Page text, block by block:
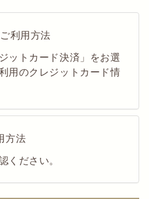
利用方法
ットカード決済」をお選
用のクレジットカード情
方法
ください。